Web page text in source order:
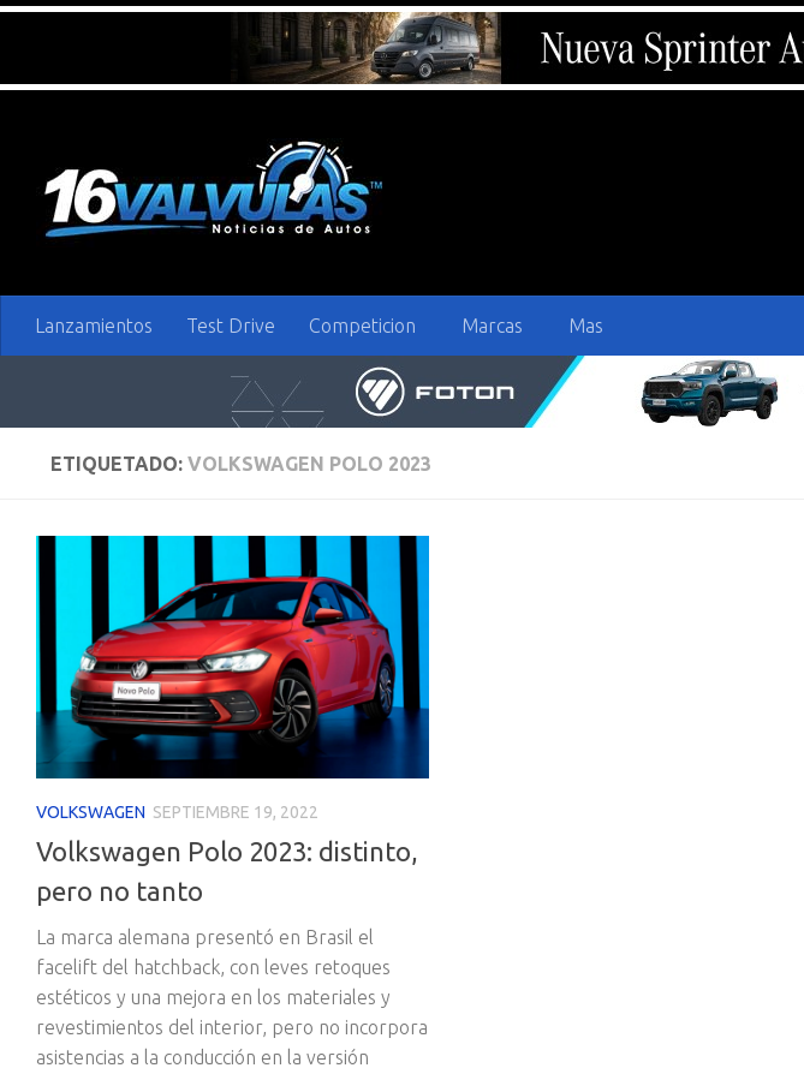
Lanzamientos Test Drive Competicion Marcas Mas
ETIQUETADO: VOLKSWAGEN POLO 2023
VOLKSWAGEN SEPTIEMBRE 19, 2022
Volkswagen Polo 2023: distinto,
pero no tanto
La marca alemana presentó en Brasil el
facelift del hatchback, con leves retoques
estéticos y una mejora en los materiales y
revestimientos del interior, pero no incorpora
asistencias a la conducción en la versión